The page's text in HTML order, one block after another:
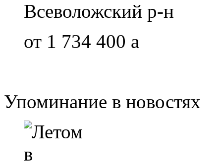
Всеволожский р-н
от 1 734 400 a
Упоминание в новостях